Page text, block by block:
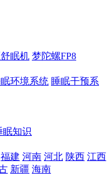
眠机 梦陀螺FP8
环境系统 睡眠干预系
眠知识
福建 河南 河北 陕西 江西
新疆 海南